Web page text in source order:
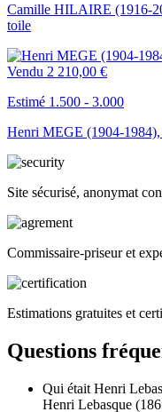
Camille HILAIRE (1916-
toile
Vendu 2 210,00 €
Estimé 1.500 - 3.000
Henri MEGE (1904-
Site sécurisé, anonymat
Commissaire-priseur et
Estimations gratuites et
Questions
Qui était Henri
Henri Lebasque